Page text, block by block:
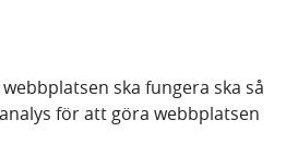
ska fungera ska så
för att göra webbplatsen